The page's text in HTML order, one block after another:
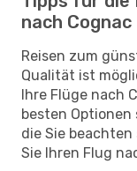
nach Cognac
Reisen zum
Qualität ist
Ihre Flüge nach
besten Optionen
die Sie
Sie Ihren Flug